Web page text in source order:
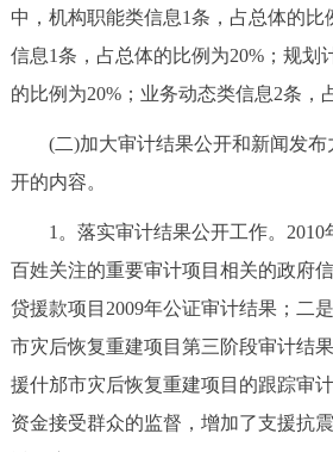
中，机构职能类信息1条，占总体的比
信息1条，占总体的比例为20%；规划
的比例为20%；业务动态类信息2条，
(二)加大审计结果公开和新闻发布
开的内容。
1。落实审计结果公开工作。2010
百姓关注的重要审计项目相关的政府
贷援款项目2009年公证审计结果；二
市灾后恢复重建项目第三阶段审计结
援什邡市灾后恢复重建项目的跟踪审
资金接受群众的监督，增加了支援抗